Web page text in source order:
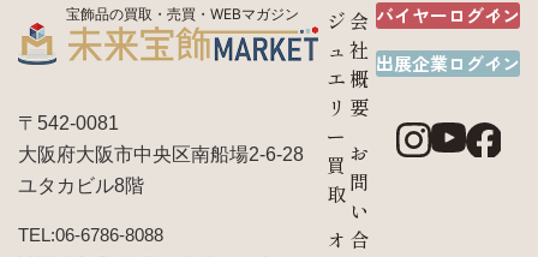
宝飾品の買取・売買・WEBマガジン
〒542-0081
大阪府大阪市中央区南船場2-6-28
ユタカビル8階
TEL:06-6786-8088
ジ
ュ
エ
リ
ー
買
取
オ
会
社
概
要
お
問
い
合
バイヤーログイン
出展企業ログイン